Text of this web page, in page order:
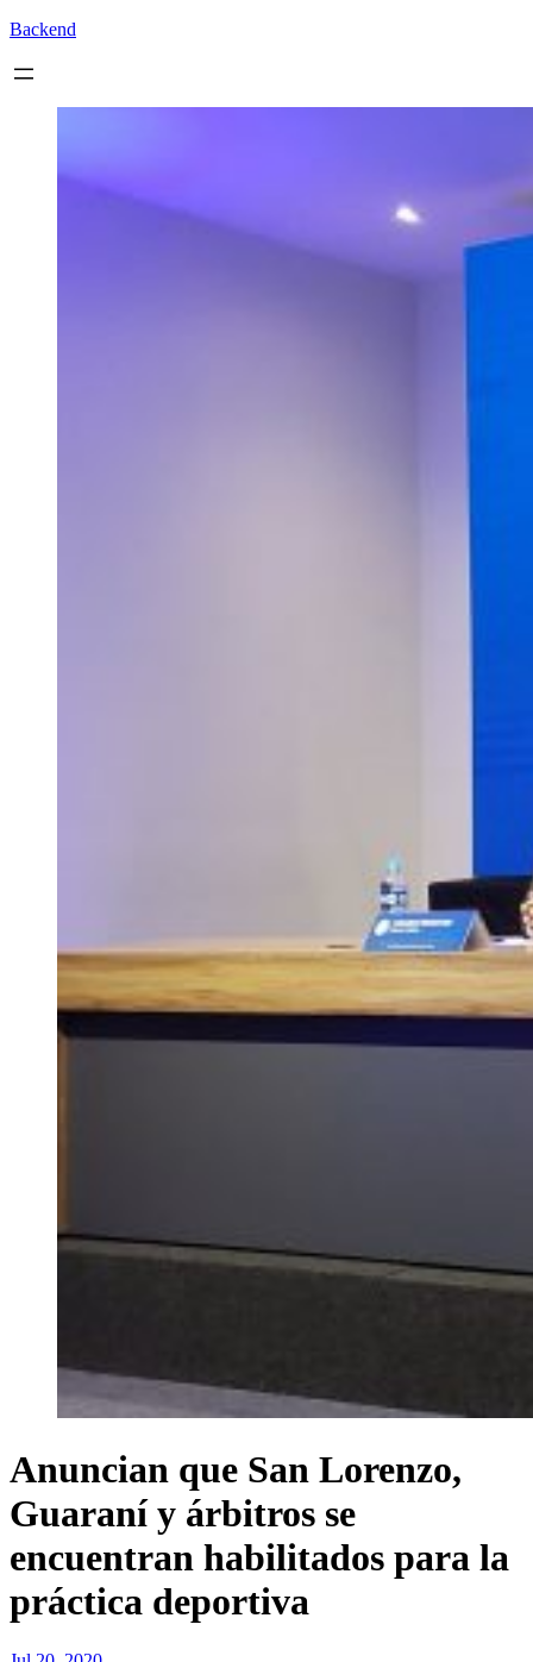
Backend
Anuncian que San Lorenzo,
Guaraní y árbitros se
encuentran habilitados para la
práctica deportiva